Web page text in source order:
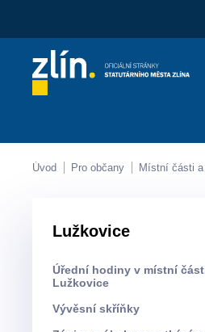
Kontakty
Úvod Pro občany Místní části
Lužkovice
Úřední hodiny v místní části
Lužkovice
Vývěsní skříňky